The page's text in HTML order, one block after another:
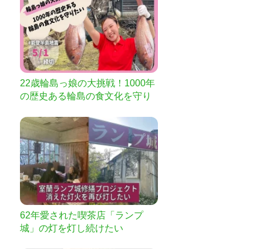
22歳輪島っ娘の大挑戦！1000年
の歴史ある輪島の食文化を守り
62年愛された喫茶店「ランプ
城」の灯を灯し続けたい